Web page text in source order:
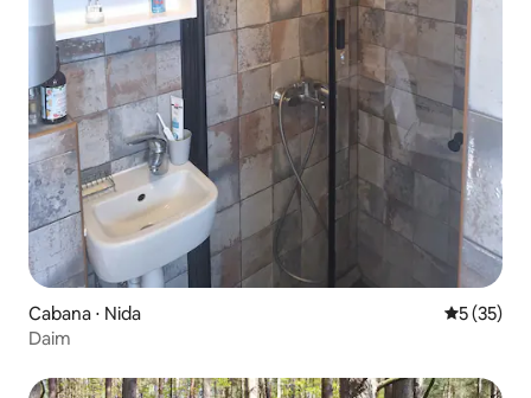
Cabana ⋅ Nida 5 de uma
5 (35)
Daim